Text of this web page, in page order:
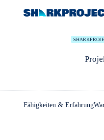
INEZ
Fähigkeiten & Erfahrung